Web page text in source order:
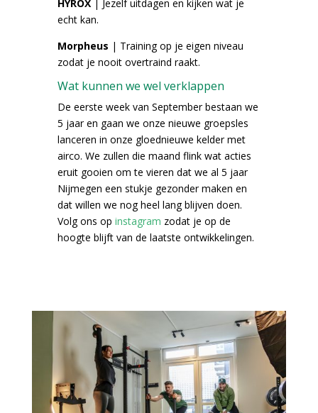
HYROX| Jezelf uitdagen en kijken wat je
echt kan.
Morpheus | Training op je eigen niveau
zodat je nooit overtraind raakt.
Wat kunnen we wel verklappen
De eerste week van September bestaan we
5 jaar en gaan we onze nieuwe groepsles
lanceren in onze gloednieuwe kelder met
airco. We zullen die maand flink wat acties
eruit gooien om te vieren dat we al 5 jaar
Nijmegen een stukje gezonder maken en
dat willen we nog heel lang blijven doen.
Volg ons op instagram zodat je op de
hoogte blijft van de laatste ontwikkelingen.